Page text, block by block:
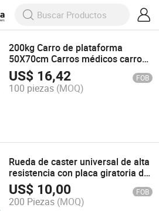
200kg Carro de plataforma
50X70cm Carros médicos carro
de plástico
US$ 16,42 FOB
100 piezas (MOQ)
Rueda de caster universal de alta
resistencia con placa giratoria de
nylon 6-Inch proveedor de
castores, piezas de equipo de
manejo de materiales 150mm
US$ 10,00 FOB
200 Piezas (MOQ)